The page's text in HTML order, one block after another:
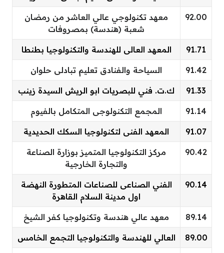
معهد تكنولوجي عالي العاشر من رمضان
شعبة (هندسة) بمصروفات
92.00
المعهد العالى للهندسة والتكنولوجيا بطنطا 91.71
السياحة والفنادق تعليم تبادلى حلوان 91.42
ك.ت. فني للبصريات ابو الريش السيدة زينب 91.33
المجمع التكنولوجى المتكامل بالفيوم 91.14
المعهد الفنى لتكنولوجيا السكك الحديدية 91.07
مركز التكنولوجيا المتميز بوزارة الصناعة
والتجارة الخارجية
90.42
الفني الصناعى للصناعات المتطورة النهضة
اول مدينة السلام القاهرة
90.14
معهد عالي هندسة وتكنولوجيا كفر الشيخ 89.14
العالي للهندسة والتكنولوجيا التجمع الخامس 89.00